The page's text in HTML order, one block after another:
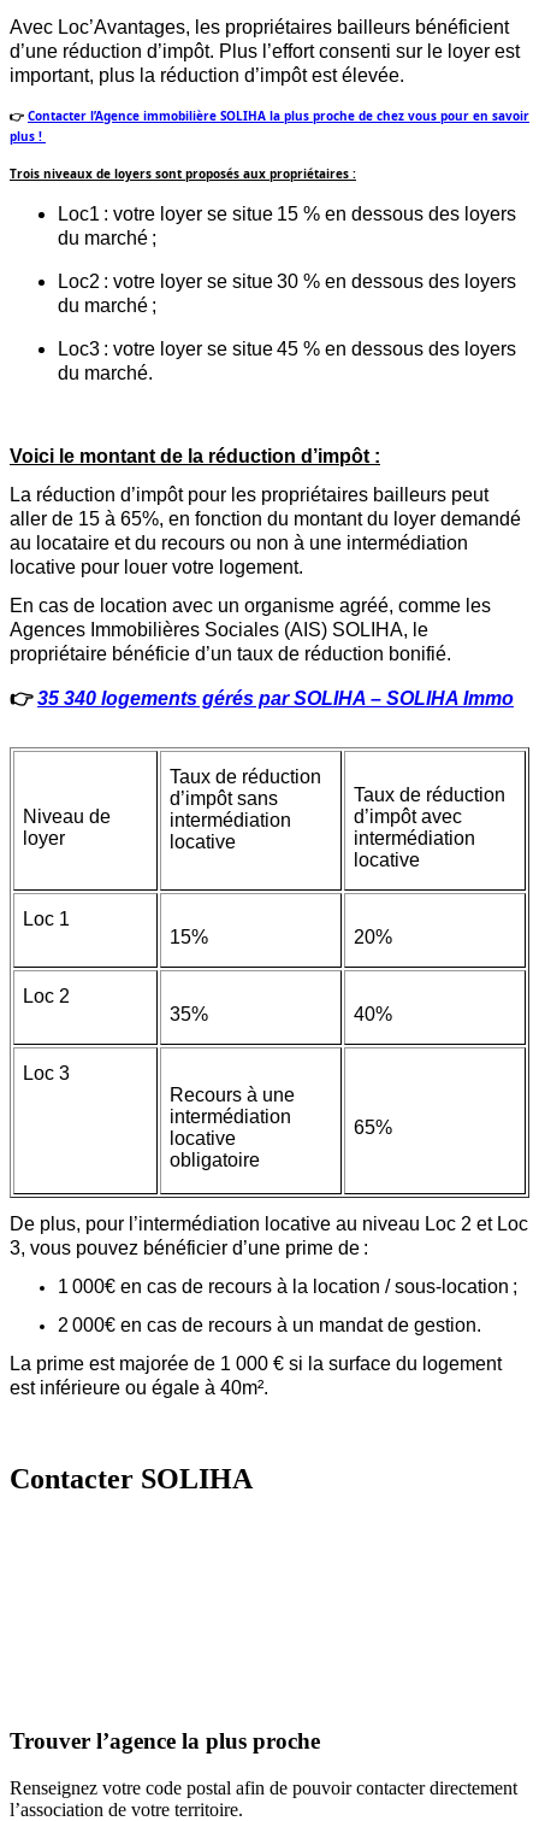
Avec Loc’Avantages, les propriétaires bailleurs bénéficient
d’une réduction d’impôt. Plus l’effort consenti sur le loyer est
important, plus la réduction d’impôt est élevée.
👉 Contacter l’Agence immobilière SOLIHA la plus proche de chez vous pour en savoir
plus !
Trois niveaux de loyers sont proposés aux propriétaires :
Loc1 : votre loyer se situe 15 % en dessous des loyers
du marché ;
Loc2 : votre loyer se situe 30 % en dessous des loyers
du marché ;
Loc3 : votre loyer se situe 45 % en dessous des loyers
du marché.
Voici le montant de la réduction d’impôt :
La réduction d’impôt pour les propriétaires bailleurs peut
aller de 15 à 65%, en fonction du montant du loyer demandé
au locataire et du recours ou non à une intermédiation
locative pour louer votre logement.
En cas de location avec un organisme agréé, comme les
Agences mmobilières Socia les (AIS) SOLIHA, le
propriétaire bénéficie d’un taux de réduction bonifié.
👉35 340 logements gérés par SOLIHA – SOLIHA Immo
Niveau de
loyer
Taux de réduction
d’impôt sans
intermédiation
locative
Taux de réduction
d’impôt avec
intermédiation
locative
Loc 1
15%
20%
Loc 2
35%
40%
Loc 3
Recours à une
intermédiation
locative
obligatoire
65%
De plus, pour l’intermédiation locative au niveau Loc 2 et Loc
3, vous pouvez bénéficier d’une prime de :
1 000€ en cas de recours à la location / sous-location ;
2 000€ en cas de recours à un mandat de gestion.
La prime est majorée de 1 000 € si la surface du logement
est inférieure ou égale à 40m².
Contacter SOLIHA
Trouver l’agence la plus proche
Renseignez votre code postal afin de pouvoir contacter directement
l’association de votre territoire.